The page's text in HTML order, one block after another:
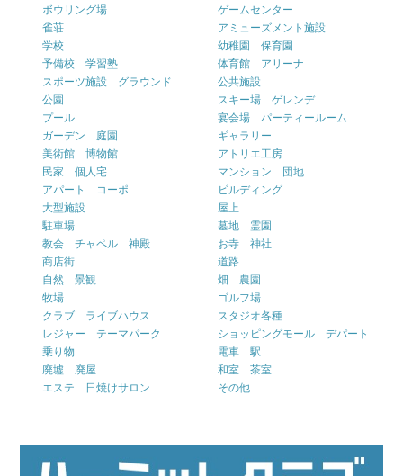
ボウリング場
ゲームセンター
雀荘
アミューズメント施設
学校
幼稚園 保育園
予備校 学習塾
体育館 アリーナ
スポーツ施設 グラウンド
公共施設
公園
スキー場 ゲレンデ
プール
宴会場 パーティールーム
ガーデン 庭園
ギャラリー
美術館 博物館
アトリエ工房
民家 個人宅
マンション 団地
アパート コーポ
ビルディング
大型施設
屋上
駐車場
墓地 霊園
教会 チャペル 神殿
お寺 神社
商店街
道路
自然 景観
畑 農園
牧場
ゴルフ場
クラブ ライブハウス
スタジオ各種
レジャー テーマパーク
ショッピングモール デパート
乗り物
電車 駅
廃墟 廃屋
和室 茶室
エステ 日焼けサロン
その他